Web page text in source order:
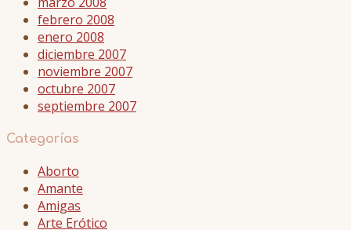
febrero 2008
enero 2008
diciembre 2007
noviembre 2007
octubre 2007
septiembre 2007
Categorías
Aborto
Amante
Amigas
Arte Erótico